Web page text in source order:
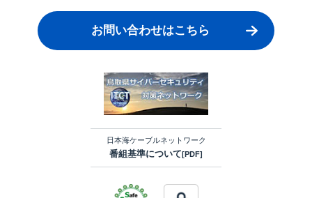
お問い合わせはこちら
日本海ケーブルネットワーク
番組基準について[PDF]